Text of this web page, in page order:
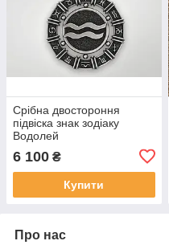
Срібна двостороння
підвіска знак зодіаку
Водолей
6 100 ₴
Купити
Про нас